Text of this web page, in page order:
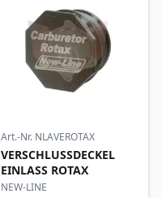
Art.-Nr. NLAVEROTAX
VERSCHLUSSDECKEL
EINLASS ROTAX
NEW-LINE